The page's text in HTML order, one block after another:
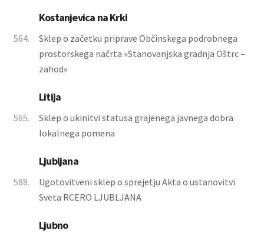
Kostanjevica na Krki
564.
Sklep o začetku priprave Občinskega podrobnega
prostorskega načrta »Stanovanjska gradnja Oštrc –
zahod«
Litija
565.
Sklep o ukinitvi statusa grajenega javnega dobra
lokalnega pomena
Ljubljana
588.
Ugotovitveni sklep o sprejetju Akta o ustanovitvi
Sveta RCERO LJUBLJANA
Ljubno